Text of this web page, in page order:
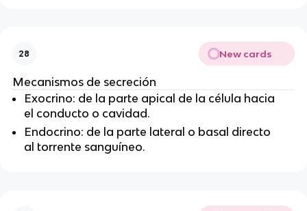
28 New cards
Mecanismos de secreción
Exocrino: de la parte apical de la célula hacia
el conducto o cavidad.
Endocrino: de la parte lateral o basal directo
al torrente sanguíneo.